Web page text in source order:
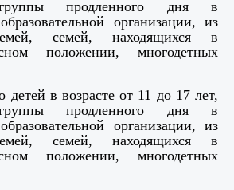
продленного дня в
организации, из
семей, находящихся в
положении, многодетных
детей в возрасте от 11 до 17 лет,
продленного дня в
организации, из
семей, находящихся в
положении, многодетных